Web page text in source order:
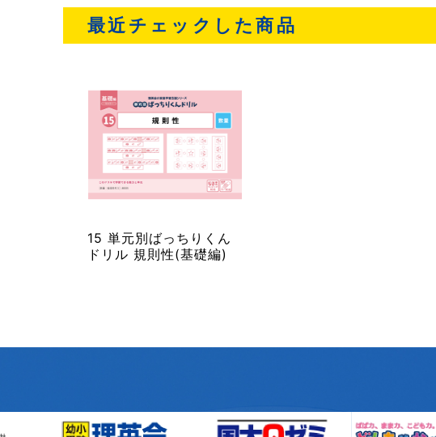
最近チェックした商品
15 単元別ばっちりくん
ドリル 規則性(基礎編)